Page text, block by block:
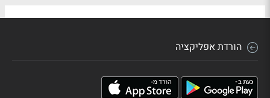
הורדת אפליקציה